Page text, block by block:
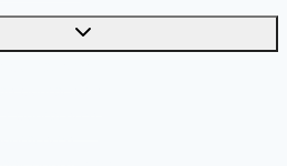
Toggle
submenu